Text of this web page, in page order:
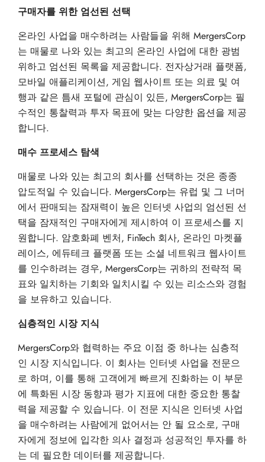
구매자를 위한 엄선된 선택
온라인 사업을 매수하려는 사람들을 위해 MergersCorp
는 매물로 나와 있는 최고의 온라인 사업에 대한 광범
위하고 엄선된 목록을 제공합니다. 전자상거래 플랫폼,
모바일 애플리케이션, 게임 웹사이트 또는 의료 및 여
행과 같은 틈새 포털에 관심이 있든, MergersCorp는 필
수적인 통찰력과 투자 목표에 맞는 다양한 옵션을 제공
합니다.
매수 프로세스 탐색
매물로 나와 있는 최고의 회사를 선택하는 것은 종종
압도적일 수 있습니다. MergersCorp는 유럽 및 그 너머
에서 판매되는 잠재력이 높은 인터넷 사업의 엄선된 선
택을 잠재적인 구매자에게 제시하여 이 프로세스를 지
원합니다. 암호화폐 벤처, FinTech 회사, 온라인 마켓플
레이스, 에듀테크 플랫폼 또는 소셜 네트워크 웹사이트
를 인수하려는 경우, MergersCorp는 귀하의 전략적 목
표와 일치하는 기회와 일치시킬 수 있는 리소스와 경험
을 보유하고 있습니다.
심층적인 시장 지식
MergersCorp와 협력하는 주요 이점 중 하나는 심층적
인 시장 지식입니다. 이 회사는 인터넷 사업을 전문으
로 하며, 이를 통해 고객에게 빠르게 진화하는 이 부문
에 특화된 시장 동향과 평가 지표에 대한 중요한 통찰
력을 제공할 수 있습니다. 이 전문 지식은 인터넷 사업
을 매수하려는 사람에게 없어서는 안 될 요소로, 구매
자에게 정보에 입각한 의사 결정과 성공적인 투자를 하
는 데 필요한 데이터를 제공합니다.